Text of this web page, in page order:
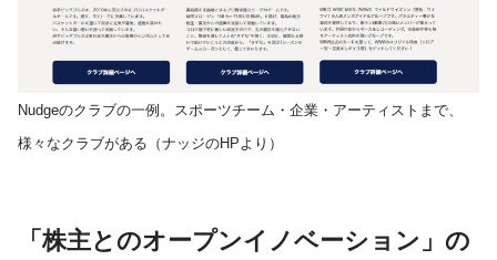
Nudgeのクラブの一例。スポーツチーム・企業・アーティストまで、
様々なクラブがある（ナッジのHPより）
「株主とのオープンイノベーション」の